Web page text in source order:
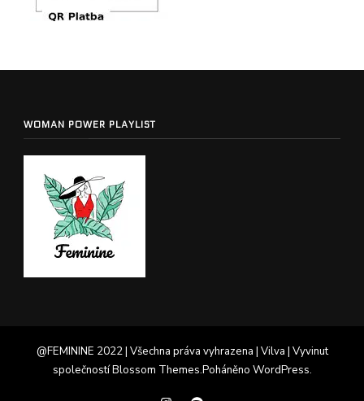
WOMAN POWER PLAYLIST
@FEMININE 2022 | Všechna práva vyhrazena | Vilva | Vyvinut
společnostíBlossom Themes.Poháněno WordPress.